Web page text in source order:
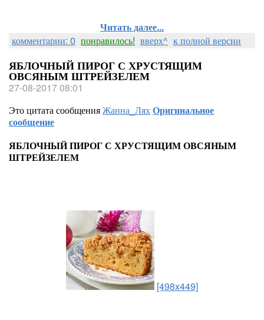
Читать далее...
комментарии: 0 понравилось! вверх^ к полной версии
ЯБЛОЧНЫЙ ПИРОГ С ХРУСТЯЩИМ
ОВСЯНЫМ ШТРЕЙЗЕЛЕМ
27-08-2017 08:01
Это цитата сообщенияЖанна_ЛяхОригинальное
сообщение
ЯБЛОЧНЫЙ ПИРОГ С ХРУСТЯЩИМ ОВСЯНЫМ
ШТРЕЙЗЕЛЕМ
[498x449]